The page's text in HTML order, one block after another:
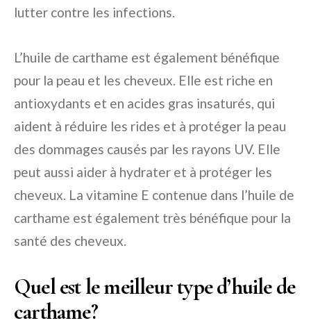
lutter contre les infections.
L’huile de carthame est également bénéfique
pour la peau et les cheveux. Elle est riche en
antioxydants et en acides gras insaturés, qui
aident à réduire les rides et à protéger la peau
des dommages causés par les rayons UV. Elle
peut aussi aider à hydrater et à protéger les
cheveux. La vitamine E contenue dans l’huile de
carthame est également très bénéfique pour la
santé des cheveux.
Quel est le meilleur type d’huile de
carthame?